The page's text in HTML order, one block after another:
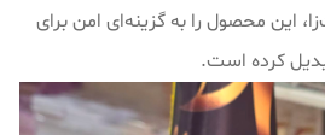
این محصول را به گزینه‌ای امن برای
کرده است.